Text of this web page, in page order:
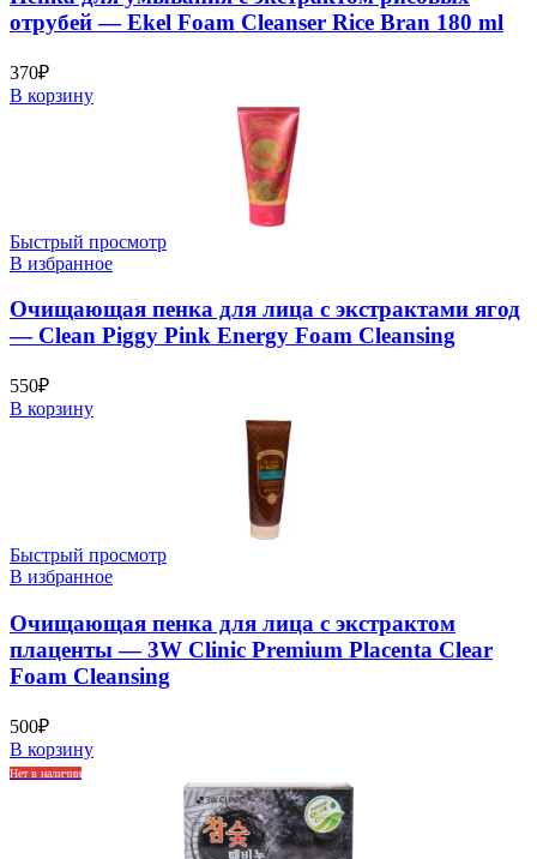
отрубей — Ekel Foam Cleanser Rice Bran 180 ml
370₽
В корзину
Быстрый просмотр
В избранное
Очищающая пенка для лица с экстрактами ягод
— Clean Piggy Pink Energy Foam Cleansing
550₽
В корзину
Быстрый просмотр
В избранное
Очищающая пенка для лица с экстрактом
плаценты — 3W Clinic Premium Placenta Clear
Foam Cleansing
500₽
В корзину
Нет в наличии